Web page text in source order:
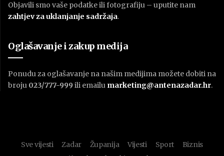
Objavili smo vaše podatke ili fotografiju – uputite nam
zahtjev za uklanjanje sadržaja.
Oglašavanje i zakup medija
Ponudu za oglašavanje na našim medijima možete dobiti na
broju 023/777-999 ili emailu marketing@antenazadar.hr.
Sve vijesti Zadar Županija Vijesti Sport
Biznis